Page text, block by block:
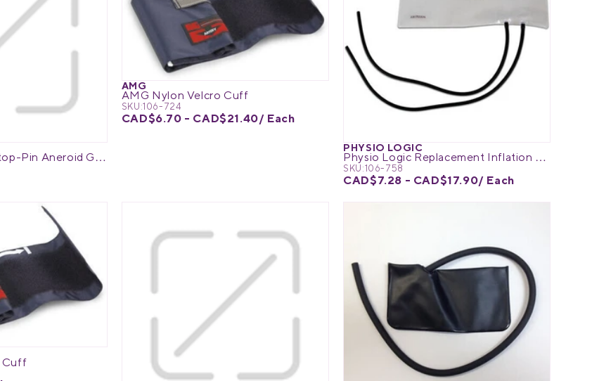
Physio Logic No Stop-Pin Aneroid Gauge - 106-703
AMG
AMG Nylon Velcro Cuff
SKU:106-724
CAD$6.70 - CAD$21.40/ Each
PHYSIO LOGIC
Physio Logic Replacement Inflation Bladder
SKU:106-758
CAD$7.28 - CAD$17.90/ Each
Cuff